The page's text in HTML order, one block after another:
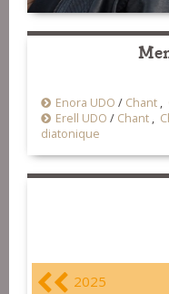
Enora UDO / Chant ,
Erell UDO / Chant ,
diatonique
2025